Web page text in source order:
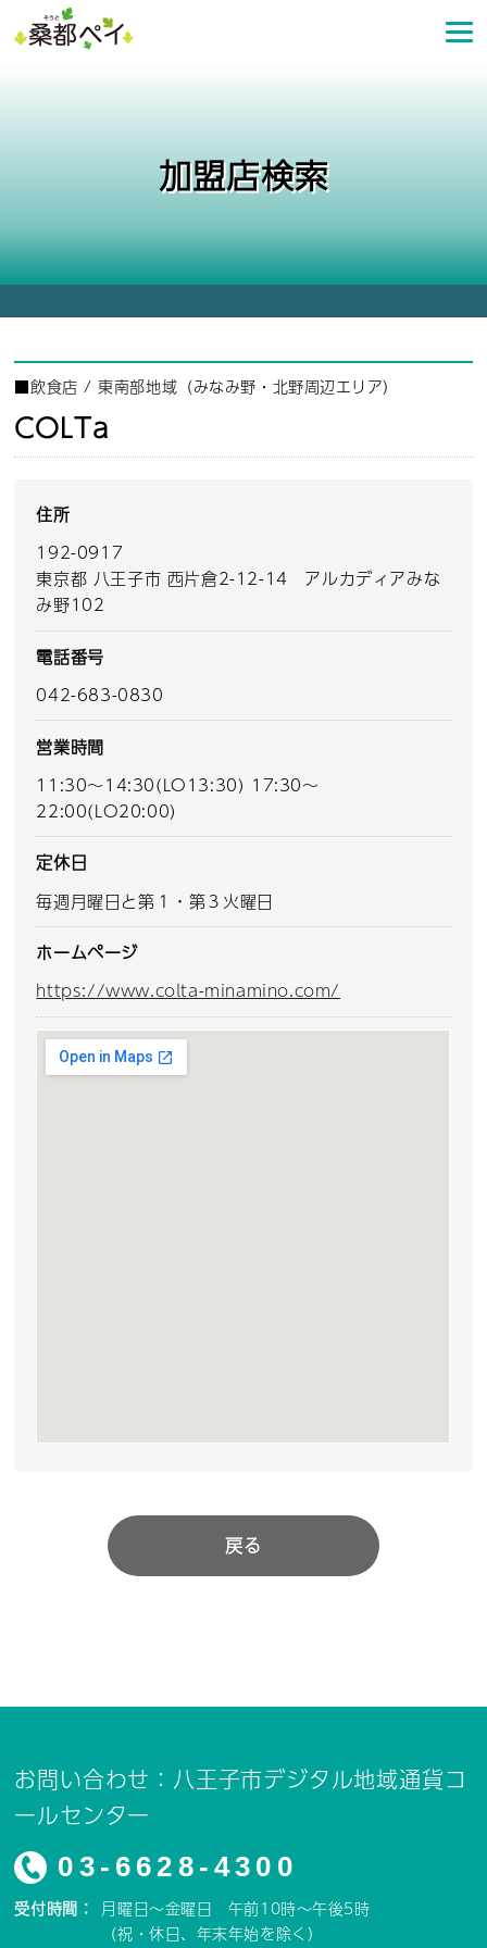
ン
プ
加盟店検索
■飲食店 /東南部地域（みなみ野・北野周辺エリア）
COLTa
住所
192-0917
東京都 八王子市 西片倉2-12-14 アルカディアみな
み野102
電話番号
042-683-0830
営業時間
11:30～14:30(LO13:30) 17:30～
22:00(LO20:00)
定休日
毎週月曜日と第１・第３火曜日
ホームページ
https://www.colta-minamino.com/
戻る
お問い合わせ：八王子市デジタル地域通貨コ
ールセンター
03-6628-4300
受付時間： 月曜日～金曜日 午前10時～午後5時
（祝・休日、年末年始を除く）